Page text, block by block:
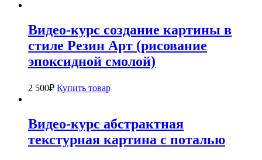
Видео-курс создание картины в
стиле Резин Арт (рисование
эпоксидной смолой)
2 500₽ Купить товар
Видео-курс абстрактная
текстурная картина с поталью